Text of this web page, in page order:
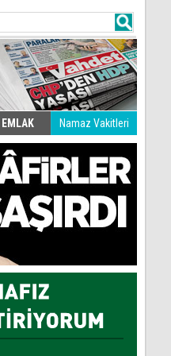
Namaz Vakitleri
EMLAK